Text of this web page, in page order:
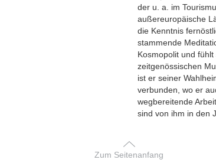
der u. a. im
außereuropäische
die Kenntnis
stammende
Kosmopolit und
zeitgenössischen
ist er seiner
verbunden, wo er
wegbereitende
sind von ihm in den
Zum Seitenanfang